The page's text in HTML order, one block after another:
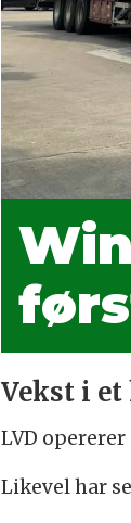
Vekst i et
LVD
Likevel har